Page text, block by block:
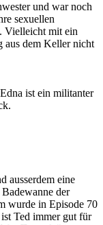
und war noch
sexuellen
Vielleicht mit ein
aus dem Keller nicht
ist ein militanter
ausserdem eine
der
wurde in Episode 70
Ted immer gut für